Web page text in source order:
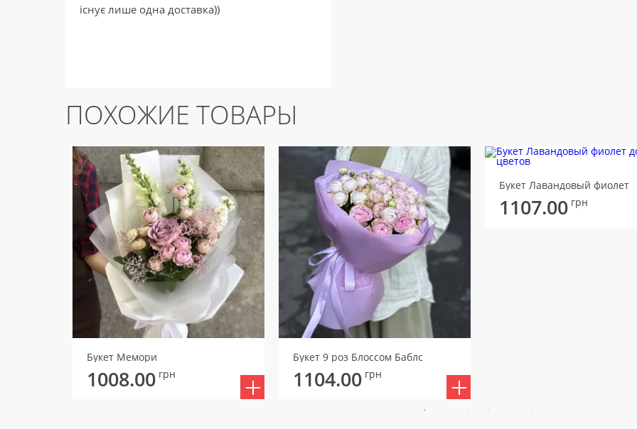
існує лише одна доставка))
ПОХОЖИЕ ТОВАРЫ
Букет Мемори
1008.00 грн
Букет 9 роз Блоссом Баблс
1104.00 грн
Букет Лавандовый фиолет
1107.00 грн